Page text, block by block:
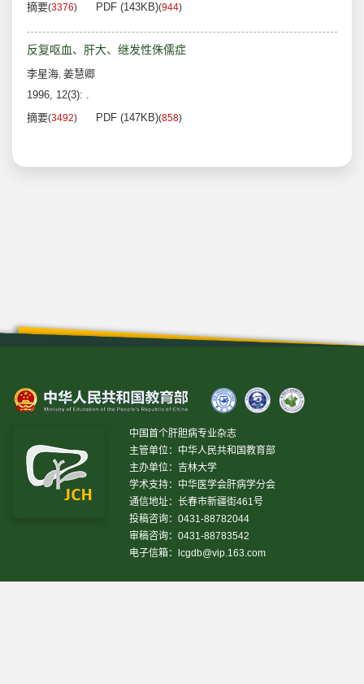
摘要(3376) PDF (143KB)(944)
反复呕血、肝大、继发性侏儒症
李星海, 姜慧卿
1996, 12(3): .
摘要(3492) PDF (147KB)(858)
中国首个肝胆病专业杂志
主管单位：中华人民共和国教育部
主办单位：吉林大学
学术支持：中华医学会肝病学分会
通信地址：长春市新疆街461号
投稿咨询：0431-88782044
审稿咨询：0431-88783542
电子信箱：
lcgdb@vip.163.com